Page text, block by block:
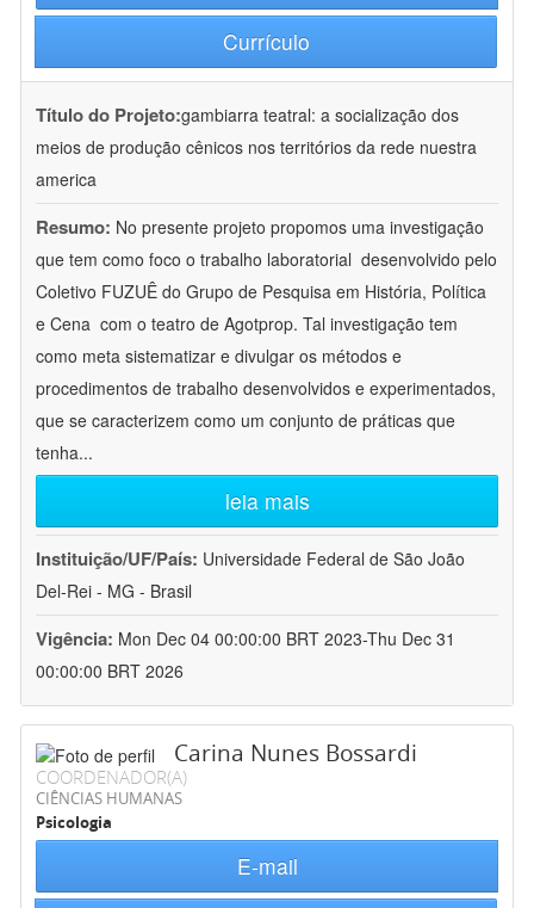
Currículo
Título do Projeto:gambiarra teatral: a socialização dos
meios de produção cênicos nos territórios da rede nuestra
america
Resumo: No presente projeto propomos uma investigação
que tem como foco o trabalho laboratorial  desenvolvido pelo
Coletivo FUZUÊ do Grupo de Pesquisa em História, Política
e Cena  com o teatro de Agotprop. Tal investigação tem
como meta sistematizar e divulgar os métodos e
procedimentos de trabalho desenvolvidos e experimentados,
que se caracterizem como um conjunto de práticas que
tenha...
leia mais
Instituição/UF/País: Universidade Federal de São João
Del-Rei - MG - Brasil
Vigência: Mon Dec 04 00:00:00 BRT 2023-Thu Dec 31
00:00:00 BRT 2026
Carina Nunes Bossardi
COORDENADOR(A)
CIÊNCIAS HUMANAS
Psicologia
E-mail